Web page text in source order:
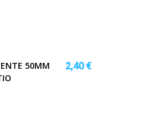
50MM
2,40 €